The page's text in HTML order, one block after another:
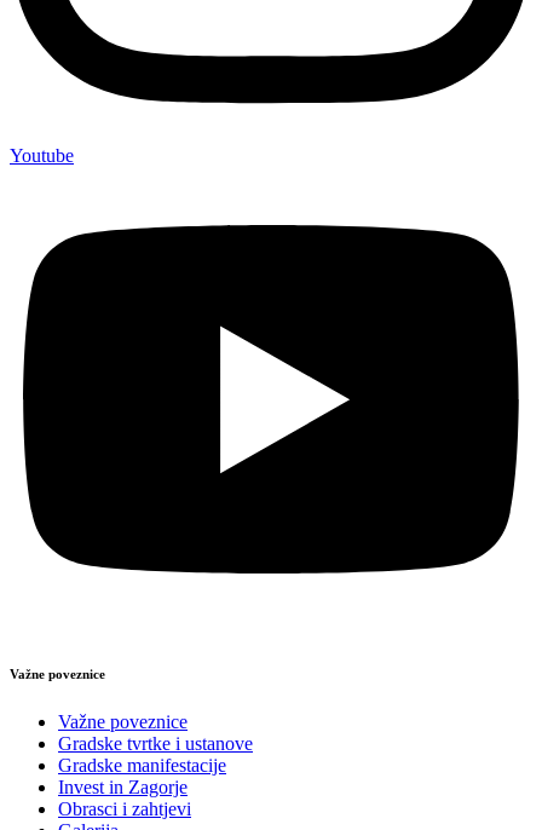
Youtube
Važne poveznice
Važne poveznice
Gradske tvrtke i ustanove
Gradske manifestacije
Invest in Zagorje
Obrasci i zahtjevi